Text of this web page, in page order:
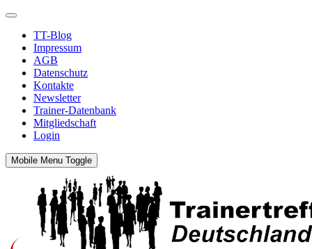
TT-Blog
Impressum
AGB
Datenschutz
Kontakte
Newsletter
Trainer-Datenbank
Mitgliedschaft
Login
Mobile Menu Toggle